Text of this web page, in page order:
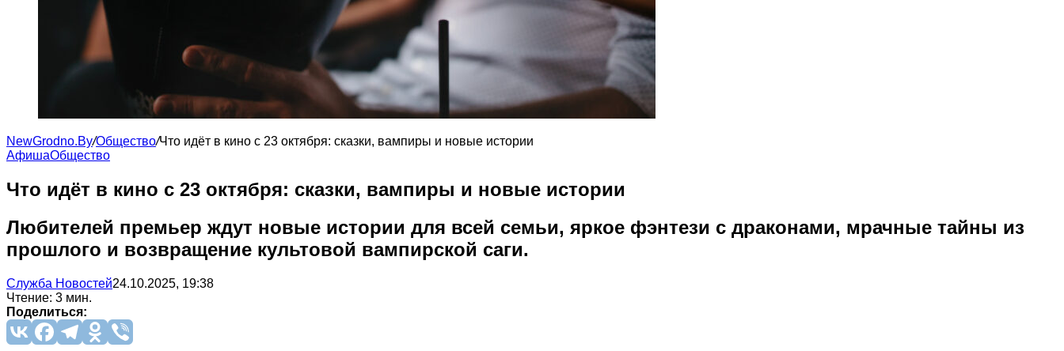
NewGrodno.By/Общество/Что идёт в кино с 23 октября: сказки, вампиры и новые истории
АфишаОбщество
Что идёт в кино с 23 октября: сказки, вампиры и новые истории
Любителей премьер ждут новые истории для всей семьи, яркое фэнтези с драконами, мрачные тайны из
прошлого и возвращение культовой вампирской саги.
Служба Новостей24.10.2025, 19:38
Чтение: 3 мин.
Поделиться: